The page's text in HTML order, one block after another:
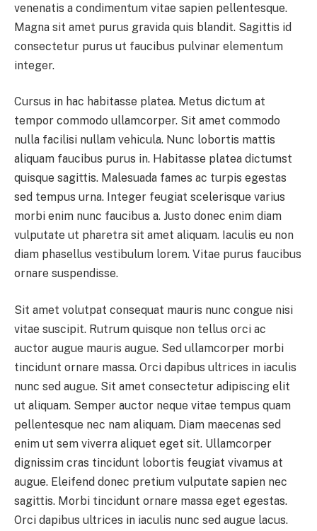
venenatis a condimentum vitae sapien pellentesque.
Magna sit amet purus gravida quis blandit. Sagittis id
consectetur purus ut faucibus pulvinar elementum
integer.
Cursus in hac habitasse platea. Metus dictum at
tempor commodo ullamcorper. Sit amet commodo
nulla facilisi nullam vehicula. Nunc lobortis mattis
aliquam faucibus purus in. Habitasse platea dictumst
quisque sagittis. Malesuada fames ac turpis egestas
sed tempus urna. Integer feugiat scelerisque varius
morbi enim nunc faucibus a. Justo donec enim diam
vulputate ut pharetra sit amet aliquam. Iaculis eu non
diam phasellus vestibulum lorem. Vitae purus faucibus
ornare suspendisse.
Sit amet volutpat consequat mauris nunc congue nisi
vitae suscipit. Rutrum quisque non tellus orci ac
auctor augue mauris augue. Sed ullamcorper morbi
tincidunt ornare massa. Orci dapibus ultrices in iaculis
nunc sed augue. Sit amet consectetur adipiscing elit
ut aliquam. Semper auctor neque vitae tempus quam
pellentesque nec nam aliquam. Diam maecenas sed
enim ut sem viverra aliquet eget sit. Ullamcorper
dignissim cras tincidunt lobortis feugiat vivamus at
augue. Eleifend donec pretium vulputate sapien nec
sagittis. Morbi tincidunt ornare massa eget egestas.
Orci dapibus ultrices in iaculis nunc sed augue lacus.